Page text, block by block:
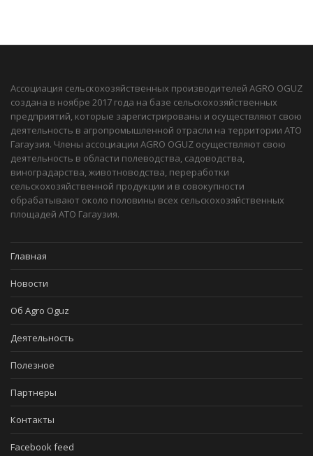
Ассоциация сельскохозяйственных производителей AGRO OGUZ
создана в ноябре 2017 года на базе сельскохозяйственных
предприятий, которые зарегистрированы и осуществляют свою
деятельность в агропромышленной отрасли на территории АТО
Гагаузия. Члены ассоциации AGRO OGUZ осуществляют свою
деятельность в области полеводства, садоводства,
виноградарства, животноводства, переработки
сельскохозяйственной продукции и в совокупности
обрабатывают около половины всех сельскохозяйственных
площадей АТО Гагаузия.
Главная
Новости
Об Agro Oguz
Деятельность
Полезное
Партнеры
Контакты
Facebook feed